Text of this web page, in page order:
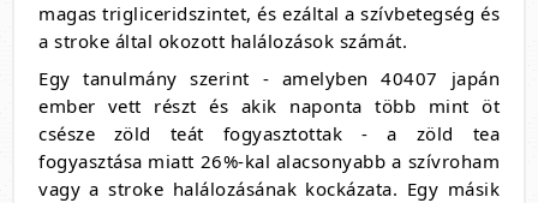
magas trigliceridszintet, és ezáltal a szívbetegség és
a stroke által okozott halálozások számát.
Egy tanulmány szerint - amelyben 40407 japán
ember vett részt és akik naponta több mint öt
csésze zöld teát fogyasztottak - a zöld tea
fogyasztása miatt 26%-kal alacsonyabb a szívroham
vagy a stroke halálozásának kockázata. Egy másik